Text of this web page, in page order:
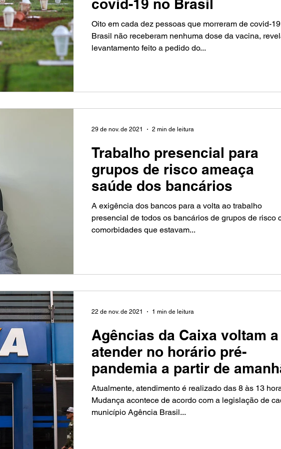
covid-19 no Brasil
Oito em cada dez pessoas que morreram de covid-
Brasil não receberam nenhuma dose da vacina,
levantamento feito a pedido do...
Trabalho presencial para
grupos de risco ameaça
saúde dos bancários
A exigência dos bancos para a volta ao trabalho
presencial de todos os bancários de grupos de risco
comorbidades que estavam...
29 de nov. de 2021 2 min de leitura
Agências da Caixa voltam a
atender no horário pré-
pandemia a partir de
Atualmente, atendimento é realizado das 8 às 13
Mudança acontece de acordo com a legislação de
município Agência Brasil...
22 de nov. de 2021 1 min de leitura